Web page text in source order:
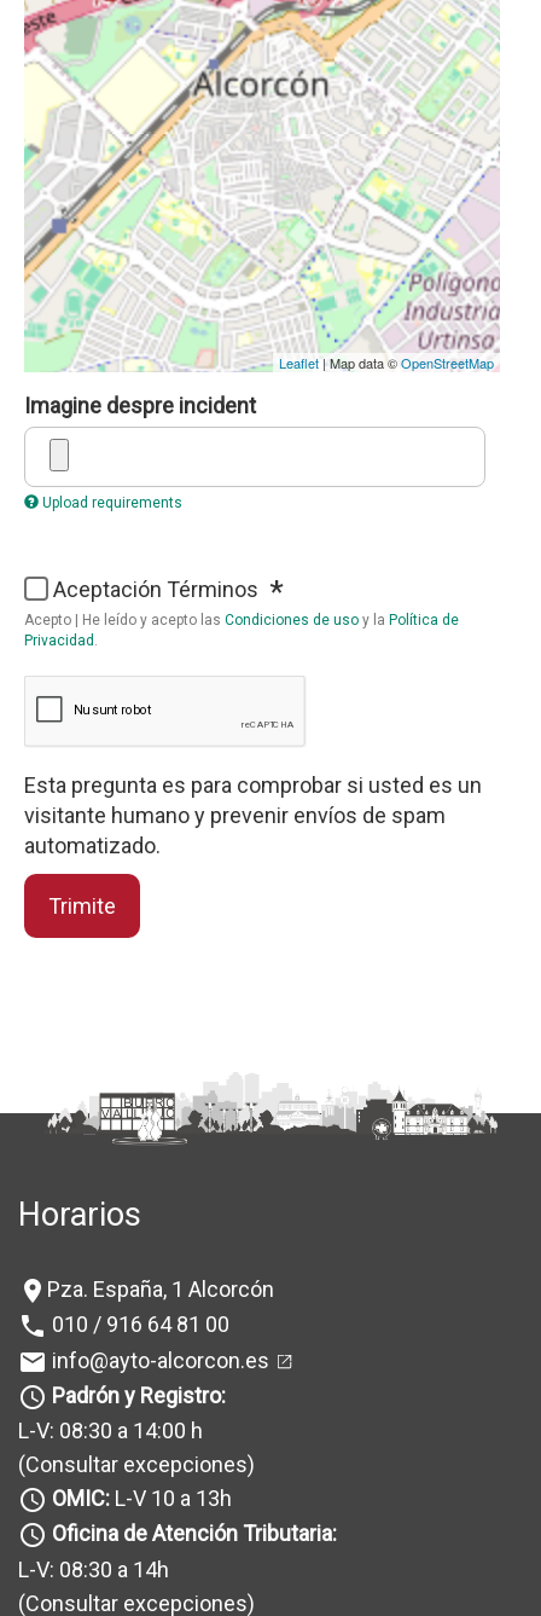
Leaflet| Map data ©OpenStreetMap
Imagine despre incident
Upload requirements
Aceptación Términos
Acepto | He leído y acepto las Condiciones de uso y la Política de
Privacidad .
Esta pregunta es para comprobar si usted es un
visitante humano y prevenir envíos de spam
automatizado.
Trimite
Horarios
location_on Pza. España, 1 Alcorcón
phone 010 / 916 64 81 00
mail info@ayto-alcorcon.es
query_builder Padrón y Registro:
L-V: 08:30 a 14:00 h
(Consultar excepciones)
query_builder OMIC: L-V 10 a 13h
query_builder Oficina de Atención Tributaria:
L-V: 08:30 a 14h
(Consultar excepciones)